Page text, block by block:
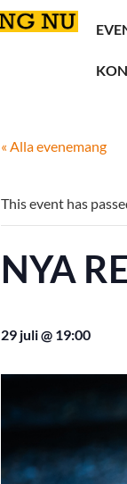
« Alla evenemang
This event has
NYA
29 juli @ 19:00